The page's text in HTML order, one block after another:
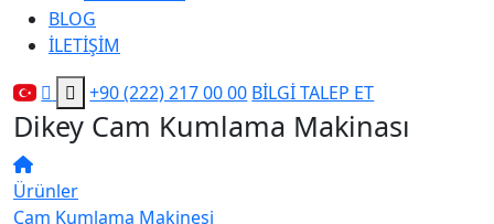
BLOG
İLETİŞİM
Ara
+90 (222) 217 00 00 BİLGİ TALEP ET
Dikey Cam Kumlama Makinası
Ürünler
Cam Kumlama Makinesi